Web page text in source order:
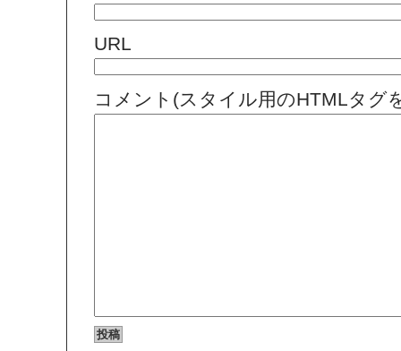
URL
コメント(スタイル用のHTMLタグ